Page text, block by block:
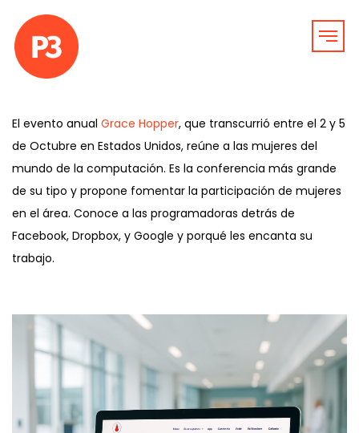
El evento anual Grace Hopper, que transcurrió entre el 2 y 5
de Octubre en Estados Unidos, reúne a las mujeres del
mundo de la computación. Es la conferencia más grande
de su tipo y propone fomentar la participación de mujeres
en el área. Conoce a las programadoras detrás de
Facebook, Dropbox, y Google y porqué les encanta su
trabajo.